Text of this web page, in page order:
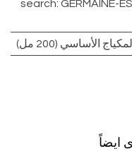
search:GERMAINE-
الأساسي (200 مل)
ايضاً